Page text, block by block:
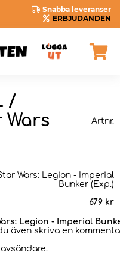
Snabba leveranser
ERBJUDANDEN
/
Artnr.
Wars: Legion - Imperial
Bunker (Exp.)
679 kr
Legion - Imperial
även skriva en